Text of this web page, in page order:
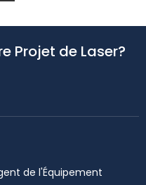
Projet de Laser?
de l'Équipement